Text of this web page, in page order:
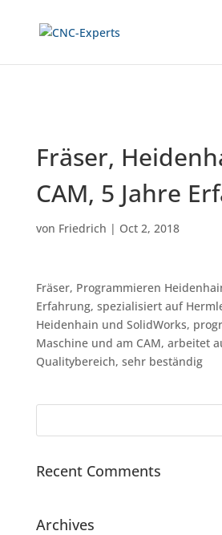
Fräser,
CAM, 5 Jahre
von Friedrich | Oct 2, 2018
Fräser, Programmieren
Erfahrung, spezialisiert auf
Heidenhain und SolidWorks,
Maschine und am CAM, arbeitet
Qualitybereich, sehr beständig
Recent Comments
Archives